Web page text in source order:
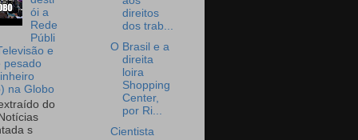
ói a
Rede
Públi
e
pesado
na Globo
do
s
direitos
dos trab...
O Brasil e a
direita
loira
Shopping
Center,
por Ri...
Cientista